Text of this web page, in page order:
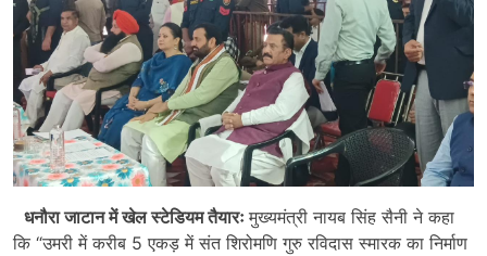
धनौरा जाटान में खेल स्टेडियम तैयारःमुख्यमंत्री नायब सिंह सैनी ने कहा
कि “उमरी में करीब 5 एकड़ में संत शिरोमणि गुरु रविदास स्मारक का निर्माण